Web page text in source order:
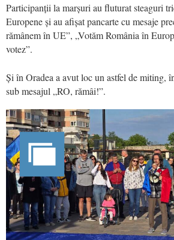
Participanții la marșuri au fluturat steaguri
Europene și au afișat pancarte cu mesaje
rămânem în UE”, „Votăm România în
votez”.
Și în Oradea a avut loc un astfel de miting,
sub mesajul „RO, rămâi!”.